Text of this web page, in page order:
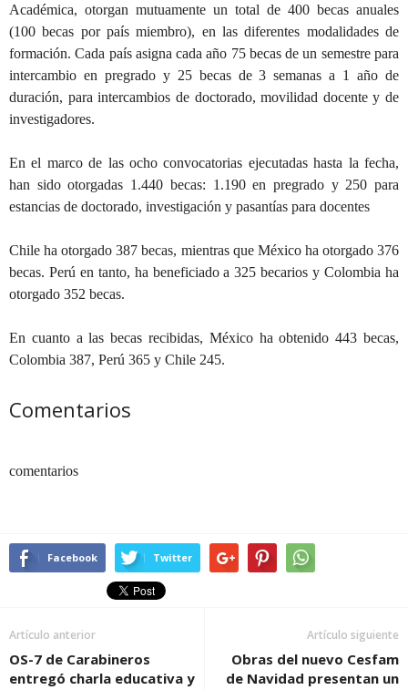
Académica, otorgan mutuamente un total de 400 becas anuales
(100 becas por país miembro), en las diferentes modalidades de
formación. Cada país asigna cada año 75 becas de un semestre para
intercambio en pregrado y 25 becas de 3 semanas a 1 año de
duración, para intercambios de doctorado, movilidad docente y de
investigadores.
En el marco de las ocho convocatorias ejecutadas hasta la fecha,
han sido otorgadas 1.440 becas: 1.190 en pregrado y 250 para
estancias de doctorado, investigación y pasantías para docentes
Chile ha otorgado 387 becas, mientras que México ha otorgado 376
becas. Perú en tanto, ha beneficiado a 325 becarios y Colombia ha
otorgado 352 becas.
En cuanto a las becas recibidas, México ha obtenido 443 becas,
Colombia 387, Perú 365 y Chile 245.
Comentarios
comentarios
Facebook Twitter
Artículo anterior
OS-7 de Carabineros
entregó charla educativa y
Artículo siguiente
Obras del nuevo Cesfam
de Navidad presentan un